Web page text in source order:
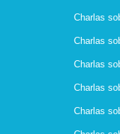
Charlas
Charlas
Charlas
Charlas
Charlas